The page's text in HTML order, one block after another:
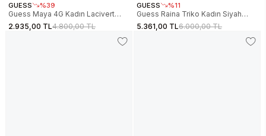
GUESS %39
Guess Maya 4G Kadın Lacivert
Etek V6RD04K2042-FJBB
2.935,00 TL4.800,00 TL
GUESS %11
Guess Raina Triko Kadın Siyah
Etek W6RD75Z4422-JBLK
5.361,00 TL6.000,00 TL